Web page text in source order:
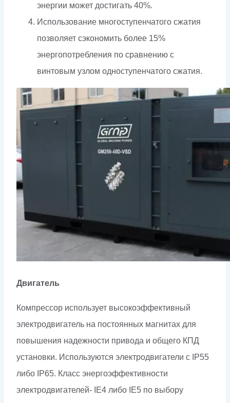
энергии может достигать 40%.
Использование многоступенчатого сжатия
позволяет сэкономить более 15%
энергопотребления по сравнению с
винтовым узлом одноступенчатого сжатия.
Двигатель
Компрессор использует высокоэффективный
электродвигатель на постоянных магнитах для
повышения надежности привода и общего КПД
установки. Используются электродвигатели с IP55
либо IP65. Класс энергоэффективности
электродвигателей- IE4 либо IE5 по выбору